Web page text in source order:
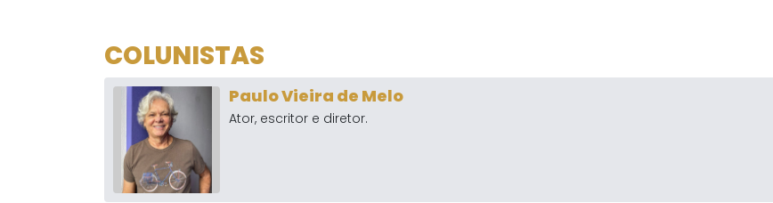
COLUNISTAS
Paulo Vieira de Melo
Ator, escritor e diretor.